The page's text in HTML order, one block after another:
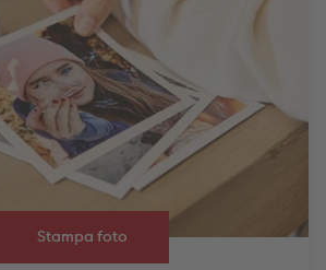
Stampa foto